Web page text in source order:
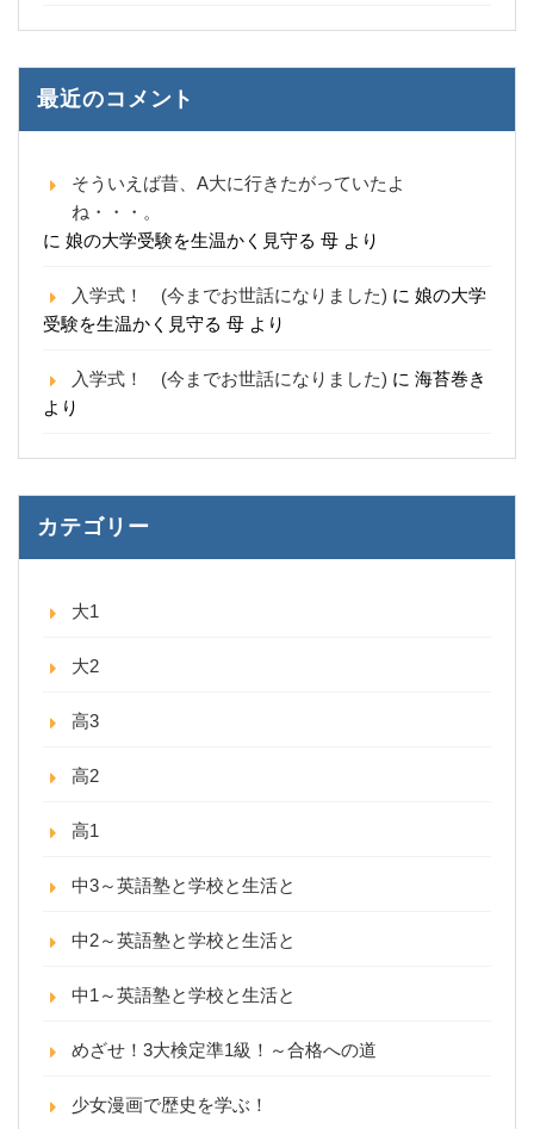
最近のコメント
そういえば昔、A大に行きたがっていたよ
ね・・・。
に 娘の大学受験を生温かく見守る 母 より
入学式！ (今までお世話になりました) に 娘の大学
受験を生温かく見守る 母 より
入学式！ (今までお世話になりました) に 海苔巻き
より
カテゴリー
大1
大2
高3
高2
高1
中3～英語塾と学校と生活と
中2～英語塾と学校と生活と
中1～英語塾と学校と生活と
めざせ！3大検定準1級！～合格への道
少女漫画で歴史を学ぶ！